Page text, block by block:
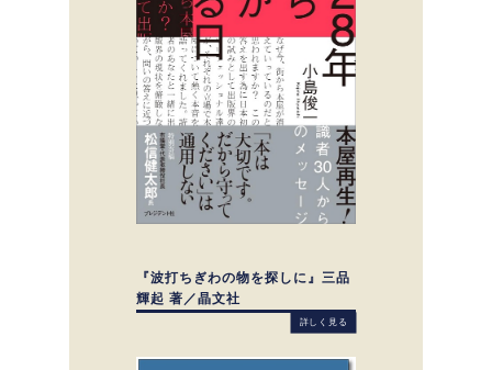
『波打ちぎわの物を探しに』三品
輝起 著／晶文社
詳しく見る